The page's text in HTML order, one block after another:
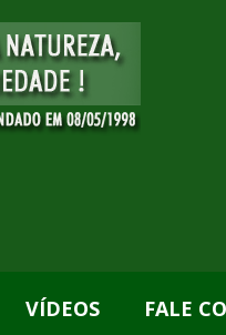
VÍDEOS FALE